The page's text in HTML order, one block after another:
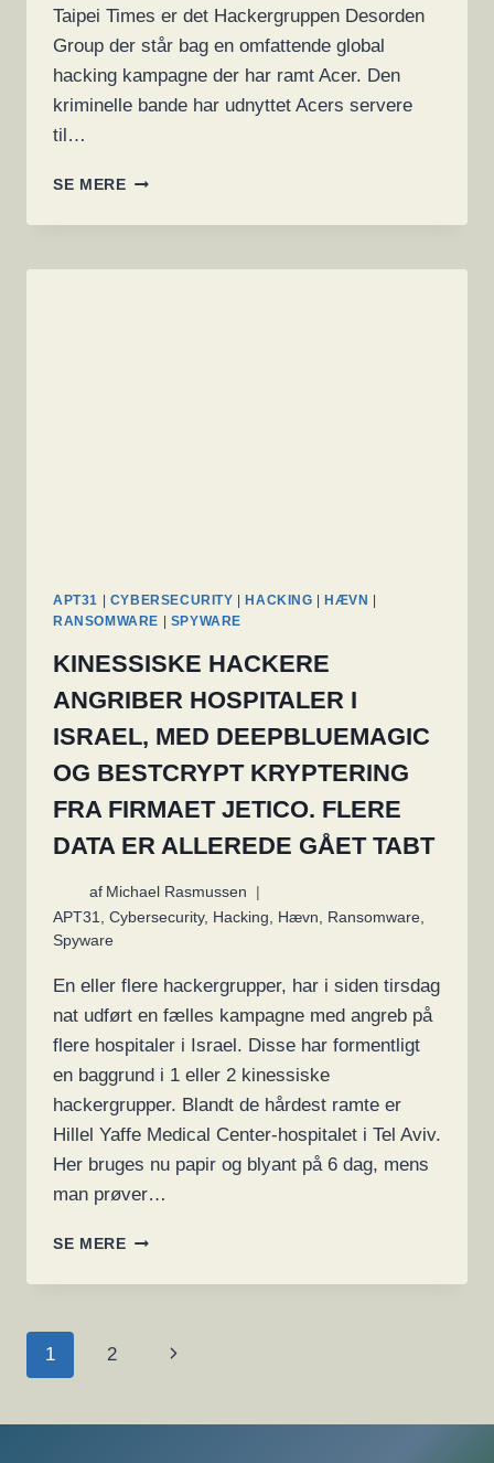
Taipei Times er det Hackergruppen Desorden
Group der står bag en omfattende global
hacking kampagne der har ramt Acer. Den
kriminelle bande har udnyttet Acers servere
til…
SE MEREACER
AF
HACKER-
APT31 | CYBERSECURITY |HACKING |HÆVN |
RANSOMWARE | SPYWARE
KINESSISKE HACKERE
ANGRIBER HOSPITALER I
ISRAEL, MED DEEPBLUEMAGIC
OG BESTCRYPT KRYPTERING
FRA FIRMAET JETICO. FLERE
DATA ER ALLEREDE GÅET TABT
af Michael Rasmussen
APT31, Cybersecurity, Hacking, Hævn, Ransomware,
Spyware
En eller flere hackergrupper, har i siden tirsdag
nat udført en fælles kampagne med angreb på
flere hospitaler i Israel. Disse har formentligt
en baggrund i 1 eller 2 kinessiske
hackergrupper. Blandt de hårdest ramte er
Hillel Yaffe Medical Center-hospitalet i Tel Aviv.
Her bruges nu papir og blyant på 6 dag, mens
man prøver…
SE MEREKINESSISKE
ANGRIBER
ISRAEL,
OG
SIDE
NAVIGATION
1 2
Næste